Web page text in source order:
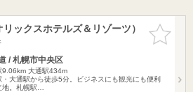
お気に入
りに追加
ックスホテルズ＆リゾーツ）
/ 札幌市中央区
9.06km 大通駅434m
・大通駅から徒歩5分。ビジネスにも観光にも便利
地。札幌駅…